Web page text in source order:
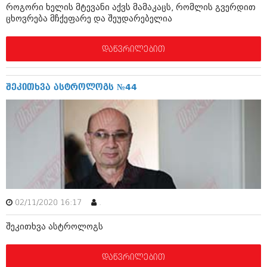
ნოემბერი 2017 (212)
ოქტომბერი 2017 (231)
სექტემბერი 2017 (261)
აგვისტო 2017 (212)
ივლისი 2017 (233)
მაისი 2017 (216)
მარტი 2017 (212)
თებერვალი 2017 (205)
იანვარი 2017 (246)
დეკემბერი 2016 (207)
ნოემბერი 2016 (207)
ოქტომბერი 2016 (257)
სექტემბერი 2016 (224)
აგვისტო 2016 (258)
ივლისი 2016 (211)
ივნისი 2016 (221)
მაისი 2016 (261)
თებერვალი 2016 (250)
როგორი ხელის მტევანი აქვს მამაკაცს, რომლის გვერდით
ცხოვრება მჩქეფარე და შეუდარებელია
დაწვრილებით
შეკითხვა ასტროლოგს №44
02/11/2020 16:17 .
შეკითხვა ასტროლოგს
დაწვრილებით